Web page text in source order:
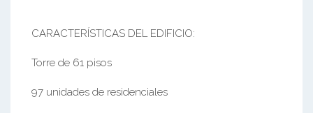
CARACTERÍSTICAS DEL EDIFICIO:
Torre de 61 pisos
97 unidades de residenciales